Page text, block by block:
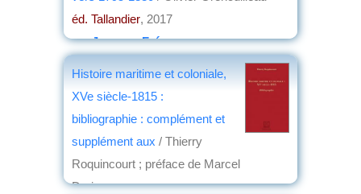
éd. Tallandier, 2017
parJacques Frémeaux
Histoire maritime et coloniale,
XVe siècle-1815 :
bibliographie : complément et
supplément aux / Thierry
Roquincourt ; préface de Marcel
Dorigny,...